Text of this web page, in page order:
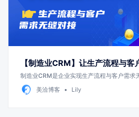
【制造业CRM】让生产流程与客
制造业CRM是企业实现生产流程与客户需求
美洽博客
Lily